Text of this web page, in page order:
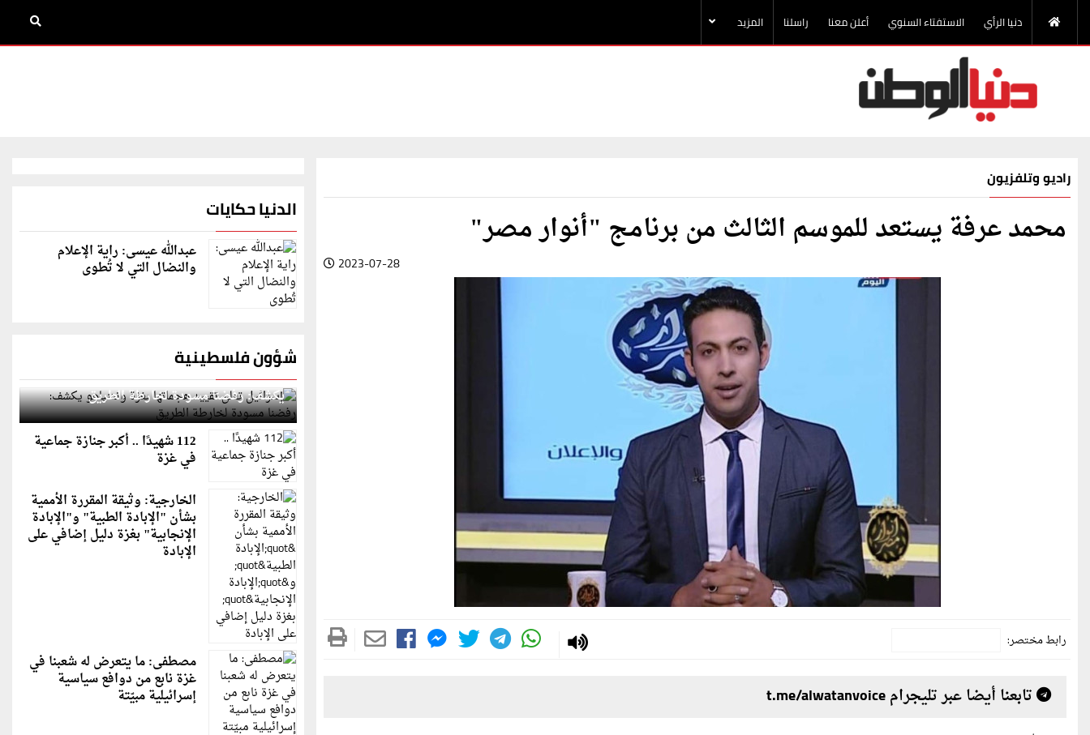
دنيا الرأي الاستفتاء السنوي أعلن معنا راسلنا المزيد
راديو وتلفزيون
محمد عرفة يستعد للموسم الثالث من برنامج "أنوار مصر"
2023-07-28
رابط مختصر:
تابعنا أيضا عبر تليجرام t.me/alwatanvoice
الدنيا حكايات
عبدالله عيسى: راية الإعلام
والنضال التي لا تُطوى
شؤون فلسطينية
إسرائيل تعلن تقييد هجماتها بغزة ونتنياهو
يكشف: رفضنا مسودة لخارطة الطريق
112 شهيدًا .. أكبر جنازة جماعية
في غزة
الخارجية: وثيقة المقررة الأممية
بشأن "الإبادة الطبية" و"الإبادة
الإنجابية" بغزة دليل إضافي على
الإبادة
مصطفى: ما يتعرض له شعبنا في
غزة نابع من دوافع سياسية
إسرائيلية مبيّتة